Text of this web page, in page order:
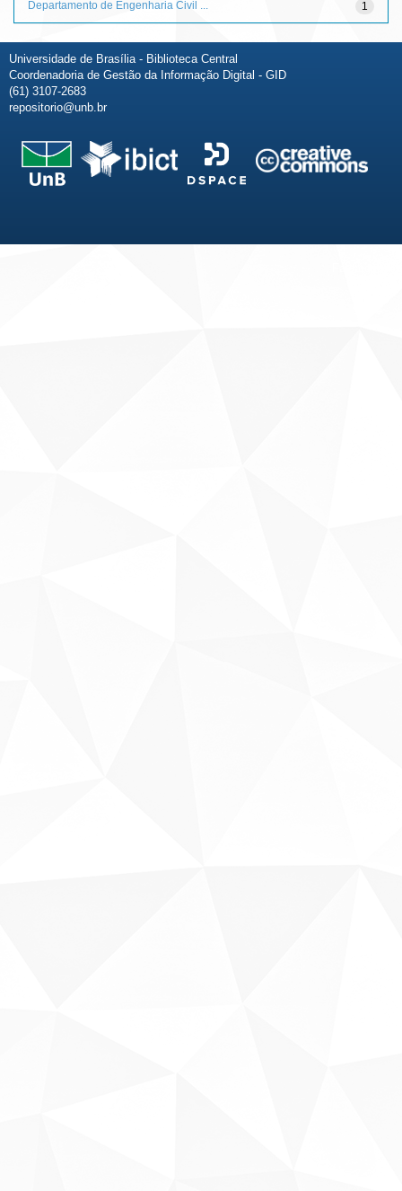
1
Departamento de Engenharia Civil ...
Universidade de Brasília - Biblioteca Central
Coordenadoria de Gestão da Informação Digital - GID
(61) 3107-2683
repositorio@unb.br